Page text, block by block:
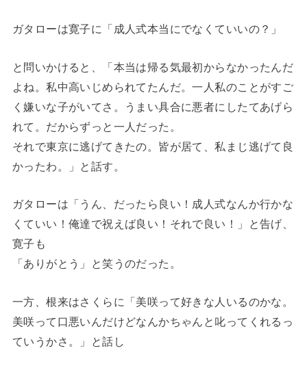
ガタローは寛子に「成人式本当にでなくていいの？」
と問いかけると、「本当は帰る気最初からなかったんだ
よね。私中高いじめられてたんだ。一人私のことがすご
く嫌いな子がいてさ。うまい具合に悪者にしたてあげら
れて。だからずっと一人だった。
それで東京に逃げてきたの。皆が居て、私まじ逃げて良
かったわ。」と話す。
ガタローは「うん、だったら良い！成人式なんか行かな
くていい！俺達で祝えば良い！それで良い！」と告げ、
寛子も
「ありがとう」と笑うのだった。
一方、根来はさくらに「美咲って好きな人いるのかな。
美咲って口悪いんだけどなんかちゃんと叱ってくれるっ
ていうかさ。」と話し